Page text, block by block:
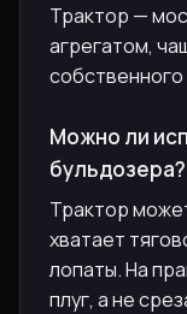
Трактор —
агрегатом,
Можно ли
бульдозера?
Трактор
хватает
лопаты. На
плуг, а не